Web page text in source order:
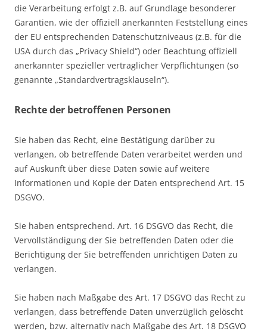
die Verarbeitung erfolgt z.B. auf Grundlage besonderer
Garantien, wie der offiziell anerkannten Feststellung eines
der EU entsprechenden Datenschutzniveaus (z.B. für die
USA durch das „Privacy Shield“) oder Beachtung offiziell
anerkannter spezieller vertraglicher Verpflichtungen (so
genannte „Standardvertragsklauseln“).
Rechte der betroffenen Personen
Sie haben das Recht, eine Bestätigung darüber zu
verlangen, ob betreffende Daten verarbeitet werden und
auf Auskunft über diese Daten sowie auf weitere
Informationen und Kopie der Daten entsprechend Art. 15
DSGVO.
Sie haben entsprechend. Art. 16 DSGVO das Recht, die
Vervollständigung der Sie betreffenden Daten oder die
Berichtigung der Sie betreffenden unrichtigen Daten zu
verlangen.
Sie haben nach Maßgabe des Art. 17 DSGVO das Recht zu
verlangen, dass betreffende Daten unverzüglich gelöscht
werden, bzw. alternativ nach Maßgabe des Art. 18 DSGVO